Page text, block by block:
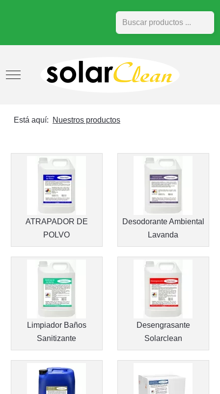
Buscar
Mobile Menu Toggle
Está aquí: Nuestros productos
ATRAPADOR DE
POLVO
Desodorante Ambiental
Lavanda
Limpiador Baños
Sanitizante
Desengrasante
Solarclean